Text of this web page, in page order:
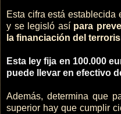
Esta cifra está establecida
y se legisló así para
la financiación del
Esta ley fija en 100.000
puede llevar en efectivo
Además, determina que
superior hay que cumplir